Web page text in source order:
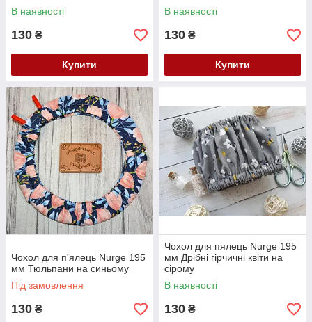
В наявності
130 ₴
Купити
В наявності
130 ₴
Купити
Чохол для п'ялець Nurge 195
мм Тюльпани на синьому
Під замовлення
130 ₴
Чохол для пялець Nurge 195
мм Дрібні гірчичні квіти на
сірому
В наявності
130 ₴